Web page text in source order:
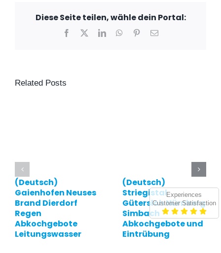
Diese Seite teilen, wähle dein Portal:
Facebook LinkedInWhatsApp
PinterestEmail
Related Posts
(Deutsch)
Gaienhofen Neuses
Brand Dierdorf
Regen
Abkochgebote
Leitungswasser
(Deutsch)
Striegistal
Gütersloh Nürnberg
Simbach
Abkochgebote und
Eintrübung
Experiences
Customer Satisfaction